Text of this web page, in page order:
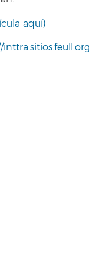
aquí)